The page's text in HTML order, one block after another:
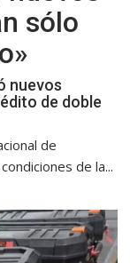
sólo
nuevos
de doble
de
de la...